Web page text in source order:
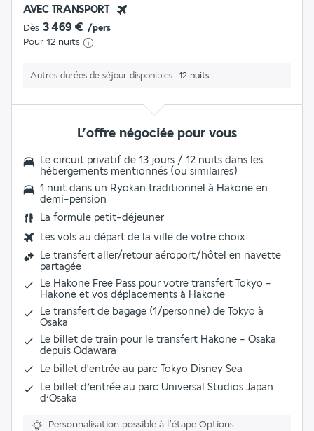
AVEC TRANSPORT
Dès 3 469 € /pers
Pour 12 nuits
Autres durées de séjour disponibles 12 nuits
L’offre négociée pour vous
Le circuit privatif de 13 jours / 12 nuits dans les
hébergements mentionnés (ou similaires)
1 nuit dans un Ryokan traditionnel à Hakone en
demi-pension
La formule petit-déjeuner
Les vols au départ de la ville de votre choix
Le transfert aller/retour aéroport/hôtel en navette
partagée
Le Hakone Free Pass pour votre transfert Tokyo -
Hakone et vos déplacements à Hakone
Le transfert de bagage (1/personne) de Tokyo à
Osaka
Le billet de train pour le transfert Hakone - Osaka
depuis Odawara
Le billet d'entrée au parc Tokyo Disney Sea
Le billet d’entrée au parc Universal Studios Japan
d’Osaka
Personnalisation possible à l’étape Options.